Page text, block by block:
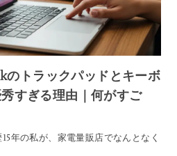
のトラックパッドとキーボ
すぎる理由｜何がすご
年の私が、家電量販店でなんとなく